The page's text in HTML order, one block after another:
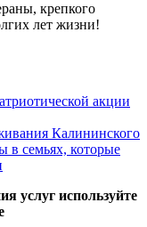
крепкого
лет жизни!
акции
Калининского
в семьях, которые
услуг используйте